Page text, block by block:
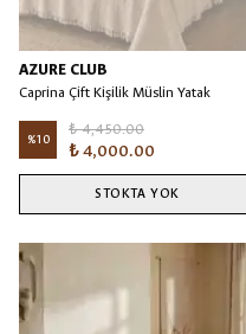
AZURE CLUB
Caprina Çift Kişilik Müslin Yatak
%10
₺ 4,450.00
₺ 4,000.00
STOKTA YOK